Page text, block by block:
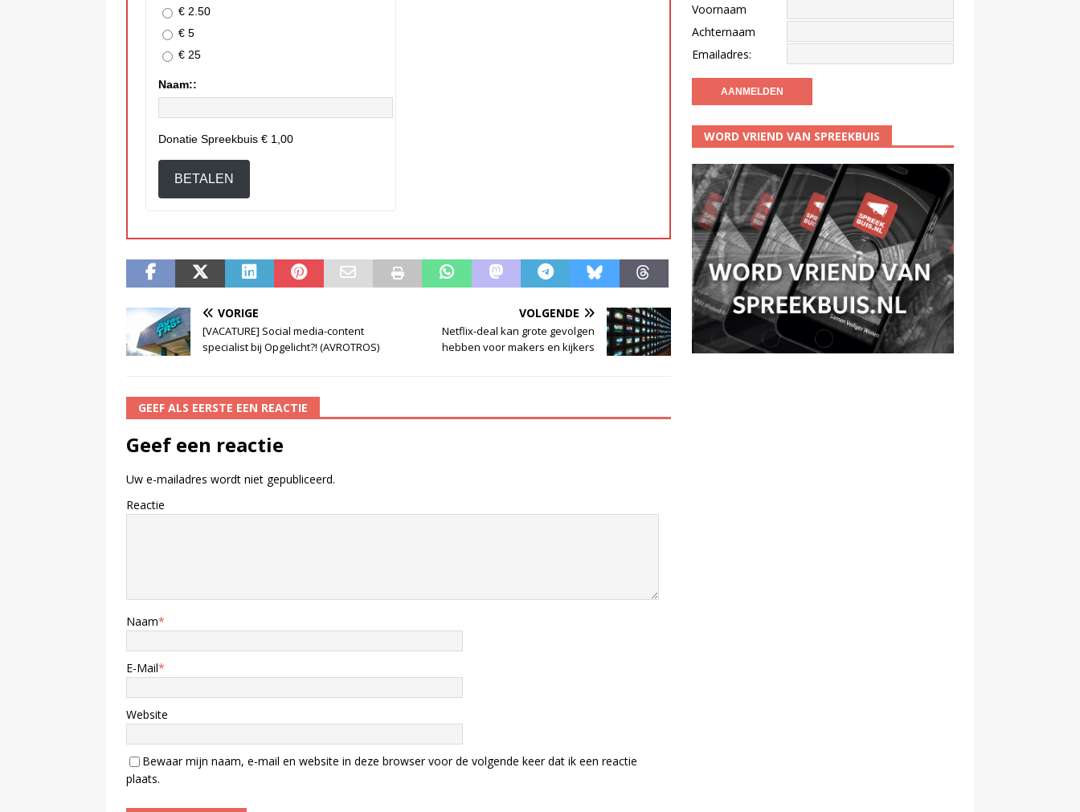
€ 2.50
€ 5
€ 25
Naam::
Donatie Spreekbuis € 1,00
BETALEN
VORIGE
[VACATURE] Social media-content
specialist bij Opgelicht?! (AVROTROS)
VOLGENDE
Netflix-deal kan grote gevolgen
hebben voor makers en kijkers
GEEF ALS EERSTE EEN REACTIE
Geef een reactie
Uw e-mailadres wordt niet gepubliceerd.
Reactie
Naam*
E-Mail*
Website
Bewaar mijn naam, e-mail en website in deze browser voor de volgende keer dat ik een reactie
plaats.
Voornaam
Achternaam
Emailadres:
WORD VRIEND VAN SPREEKBUIS